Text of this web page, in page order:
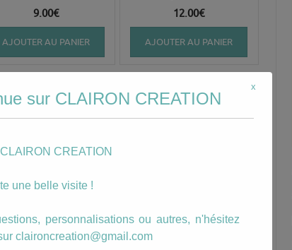
9.00€
AJOUTER AU PANIER
12.00€
AJOUTER AU PANIER
pendantes
carré jaune
Parure avec cercles
et rond couleur
sur CLAIRON CREATION
CREATION
une belle visite !
personnalisations ou autres, n'hésitez
claironcreation@gmail.com
x